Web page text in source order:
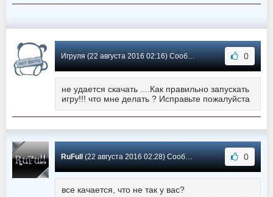
Игруля (22 августа 2016 02:16) Сообщение #1 0
не удается скачать ....Как правильно запускать
игру!!! что мне делать ? Исправьте пожалуйста
RuFull (22 августа 2016 02:28) Сообщение #0 0
все качается, что не так у вас?